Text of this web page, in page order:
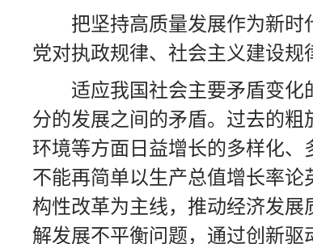
把坚持高质量发展作为新
党对执政规律、社会主义建设规
适应我国社会主要矛盾变
分的发展之间的矛盾。过去的粗
环境等方面日益增长的多样化
不能再简单以生产总值增长率
构性改革为主线，推动经济发
解发展不平衡问题，通过创新驱